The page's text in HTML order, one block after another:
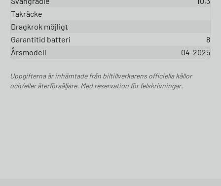
Takräcke
Dragkrok möjligt
Garantitid batteri
8
Årsmodell
04-2025
Uppgifterna är inhämtade från biltillverkarens officiella källor
och/eller återförsäljare. Med reservation för felskrivningar.